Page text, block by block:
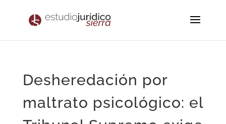
Desheredación por
maltrato psicológico: el